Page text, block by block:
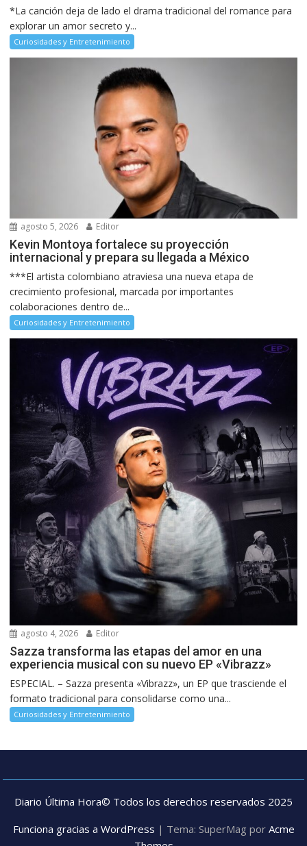
*La canción deja de lado el drama tradicional del romance para
explorar un amor secreto y...
Curiosidades y Entretenimiento
agosto 5, 2026 Editor
Kevin Montoya fortalece su proyección
internacional y prepara su llegada a México
***El artista colombiano atraviesa una nueva etapa de
crecimiento profesional, marcada por importantes
colaboraciones dentro de...
Curiosidades y Entretenimiento
agosto 4, 2026 Editor
Sazza transforma las etapas del amor en una
experiencia musical con su nuevo EP «Vibrazz»
ESPECIAL. – Sazza presenta «Vibrazz», un EP que trasciende el
formato tradicional para consolidarse como una...
Curiosidades y Entretenimiento
Diario Última Hora© Todos los derechos reservados 2025
Funciona gracias a WordPress | Tema: SuperMag por Acme